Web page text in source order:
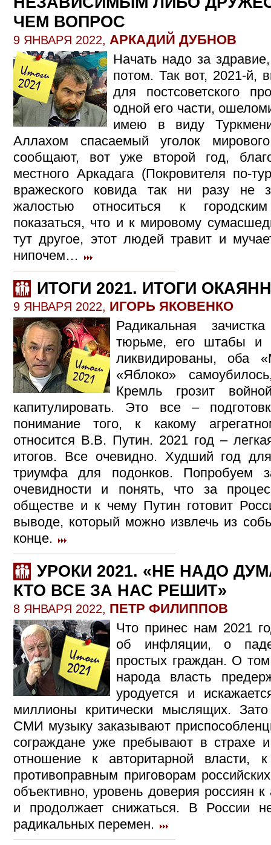
ЧЕМ ВОПРОС
9 ЯНВАРЯ 2022, АРКАДИЙ ДУБНОВ
Начать надо за
потом. Так вот, 2021-й,
для постсоветского
одной его части,
имею в виду
Аллахом спасаемый уголок
сообщают, вот уже второй год,
местного Аркадага (Покровителя по-
вражеского ковида так ни разу не
жалостью относиться к
показаться, что и к мировому
тут другое, этот людей травит и
нипочем…
ИТОГИ 2021. ИТОГИ
9 ЯНВАРЯ 2022, ИГОРЬ ЯКОВЕНКО
Радикальная
тюрьме, его штабы и
ликвидированы, оба
«Яблоко»
Кремль грозит
капитулировать. Это все –
понимание того, к какому
относится В.В. Путин. 2021 год –
итогов. Все очевидно. Худший год
триумфа для подонков. Попробуем
очевидности и понять, что за
обществе и к чему Путин готовит
выводе, который можно извлечь из
конце.
УРОКИ 2021. «НЕ НАДО
КТО ВСЕ ЗА НАС РЕШИТ»
8 ЯНВАРЯ 2022, ПЕТР ФИЛИППОВ
Что принес нам 2021
об инфляции, о
простых граждан. О
народа власть
уродуется и
миллионы критически мыслящих.
СМИ музыку заказывают
сограждане уже пребывают в страхе
отношение к авторитарной власти,
противоправным приговорам
объективно, уровень доверия россиян
и продолжает снижаться. В России
радикальных перемен.